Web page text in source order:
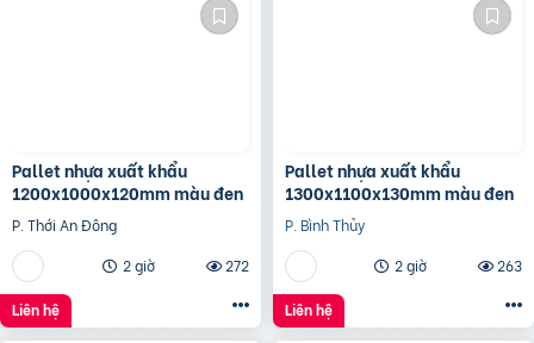
Pallet nhựa xuất khẩu
1200x1000x120mm màu đen
P. Thới An Đông
2 giờ
272
Liên hệ
Pallet nhựa xuất khẩu
1300x1100x130mm màu đen
P. Bình Thủy
2 giờ
263
Liên hệ